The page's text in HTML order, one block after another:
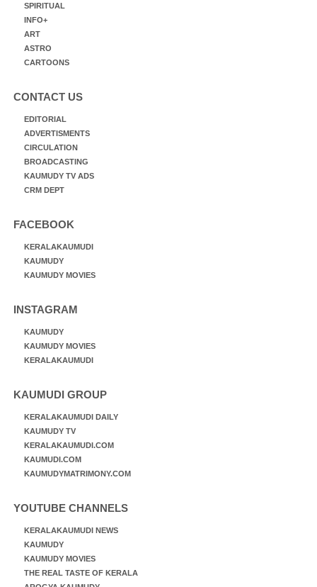
SPIRITUAL
INFO+
ART
ASTRO
CARTOONS
CONTACT US
EDITORIAL
ADVERTISMENTS
CIRCULATION
BROADCASTING
KAUMUDY TV ADS
CRM DEPT
FACEBOOK
KERALAKAUMUDI
KAUMUDY
KAUMUDY MOVIES
INSTAGRAM
KAUMUDY
KAUMUDY MOVIES
KERALAKAUMUDI
KAUMUDI GROUP
KERALAKAUMUDI DAILY
KAUMUDY TV
KERALAKAUMUDI.COM
KAUMUDI.COM
KAUMUDYMATRIMONY.COM
YOUTUBE CHANNELS
KERALAKAUMUDI NEWS
KAUMUDY
KAUMUDY MOVIES
THE REAL TASTE OF KERALA